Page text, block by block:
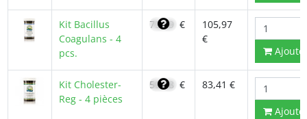
Kit Bacillus
Coagulans - 4
pcs.
75,69 €
105,97
€
Kit Cholester-
Reg - 4 pièces
59,58 € 83,41 €